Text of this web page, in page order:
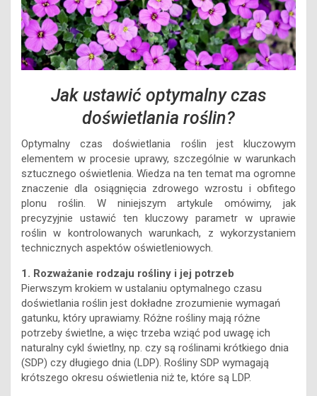
Jak ustawić optymalny czas
doświetlania roślin?
Optymalny czas doświetlania roślin jest kluczowym
elementem w procesie uprawy, szczególnie w warunkach
sztucznego oświetlenia. Wiedza na ten temat ma ogromne
znaczenie dla osiągnięcia zdrowego wzrostu i obfitego
plonu roślin. W niniejszym artykule omówimy, jak
precyzyjnie ustawić ten kluczowy parametr w uprawie
roślin w kontrolowanych warunkach, z wykorzystaniem
technicznych aspektów oświetleniowych.
1. Rozważanie rodzaju rośliny i jej potrzeb
Pierwszym krokiem w ustalaniu optymalnego czasu
doświetlania roślin jest dokładne zrozumienie wymagań
gatunku, który uprawiamy. Różne rośliny mają różne
potrzeby świetlne, a więc trzeba wziąć pod uwagę ich
naturalny cykl świetlny, np. czy są roślinami krótkiego dnia
(SDP) czy długiego dnia (LDP). Rośliny SDP wymagają
krótszego okresu oświetlenia niż te, które są LDP.